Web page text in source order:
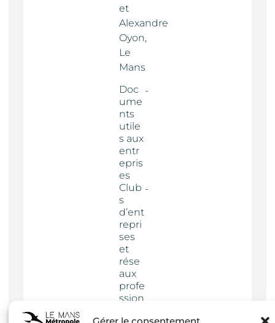
et
Alexandre
Oyon,
Le
Mans
Doc
ume
nts
utile
s aux
entr
epris
es
Club
s
d’ent
repri
ses
et
rése
aux
profe
ssion